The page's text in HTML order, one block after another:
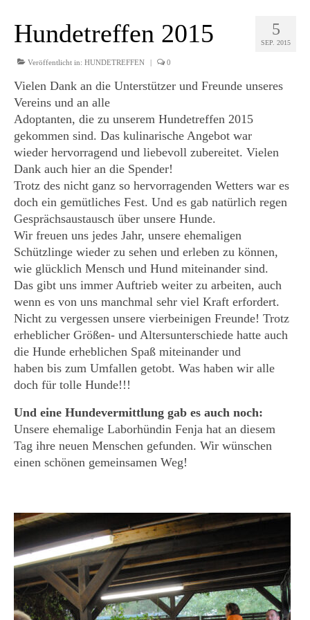
5
SEP. 2015
Hundetreffen 2015
Veröffentlicht in: HUNDETREFFEN | 0
Vielen Dank an die Unterstützer und Freunde unseres
Vereins und an alle
Adoptanten, die zu unserem Hundetreffen 2015
gekommen sind. Das kulinarische Angebot war
wieder hervorragend und liebevoll zubereitet. Vielen
Dank auch hier an die Spender!
Trotz des nicht ganz so hervorragenden Wetters war es
doch ein gemütliches Fest. Und es gab natürlich regen
Gesprächsaustausch über unsere Hunde.
Wir freuen uns jedes Jahr, unsere ehemaligen
Schützlinge wieder zu sehen und erleben zu können,
wie glücklich Mensch und Hund miteinander sind.
Das gibt uns immer Auftrieb weiter zu arbeiten, auch
wenn es von uns manchmal sehr viel Kraft erfordert.
Nicht zu vergessen unsere vierbeinigen Freunde! Trotz
erheblicher Größen- und Altersunterschiede hatte auch
die Hunde erheblichen Spaß miteinander und
haben bis zum Umfallen getobt. Was haben wir alle
doch für tolle Hunde!!!
Und eine Hundevermittlung gab es auch noch:
Unsere ehemalige Laborhündin Fenja hat an diesem
Tag ihre neuen Menschen gefunden. Wir wünschen
einen schönen gemeinsamen Weg!